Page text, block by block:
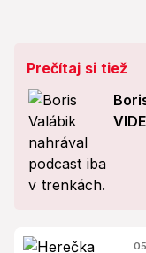
Prečítaj si tiež